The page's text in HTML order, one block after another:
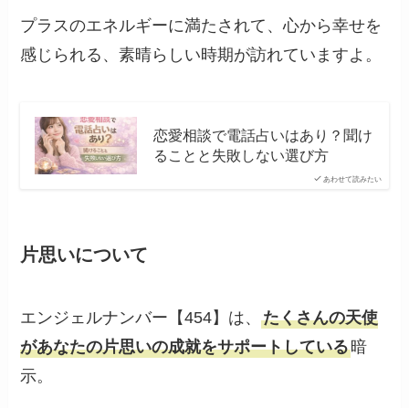
プラスのエネルギーに満たされて、心から幸せを
感じられる、素晴らしい時期が訪れていますよ。
あわせて読みたい
恋愛相談で電話占いはあり？聞け
ることと失敗しない選び方
片思いについて
エンジェルナンバー【454】は、たくさんの天使
があなたの片思いの成就をサポートしている暗
示。